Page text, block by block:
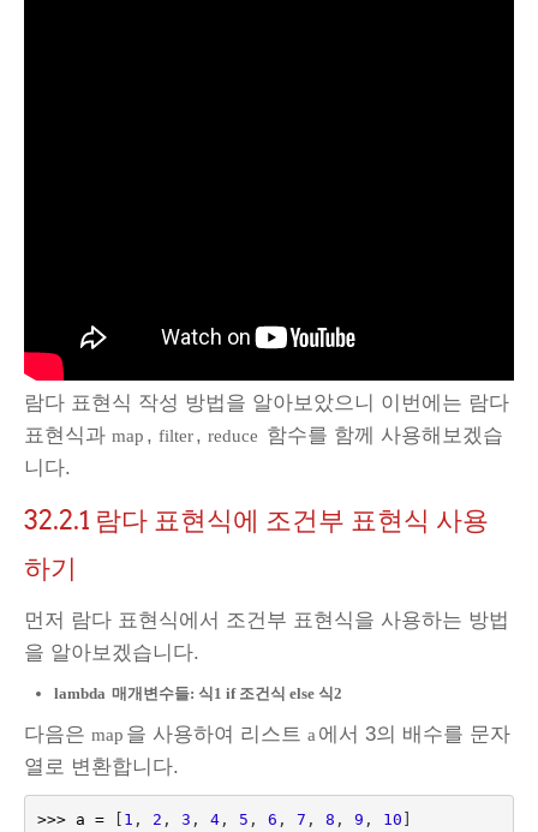
람다 표현식 작성 방법을 알아보았으니 이번에는 람다
표현식과 map , filter, reduce 함수를 함께 사용해보겠습
니다.
32.2.1 람다 표현식에 조건부 표현식 사용
하기
먼저 람다 표현식에서 조건부 표현식을 사용하는 방법
을 알아보겠습니다.
lambda 매개변수들: 식1 if 조건식 else 식2
다음은 map 을 사용하여 리스트 a 에서 3의 배수를 문자
열로 변환합니다.
>>> a = [ 1 , 2 , 3 , 4, 5 , 6 , 7 , 8 , 9 , 10 ]